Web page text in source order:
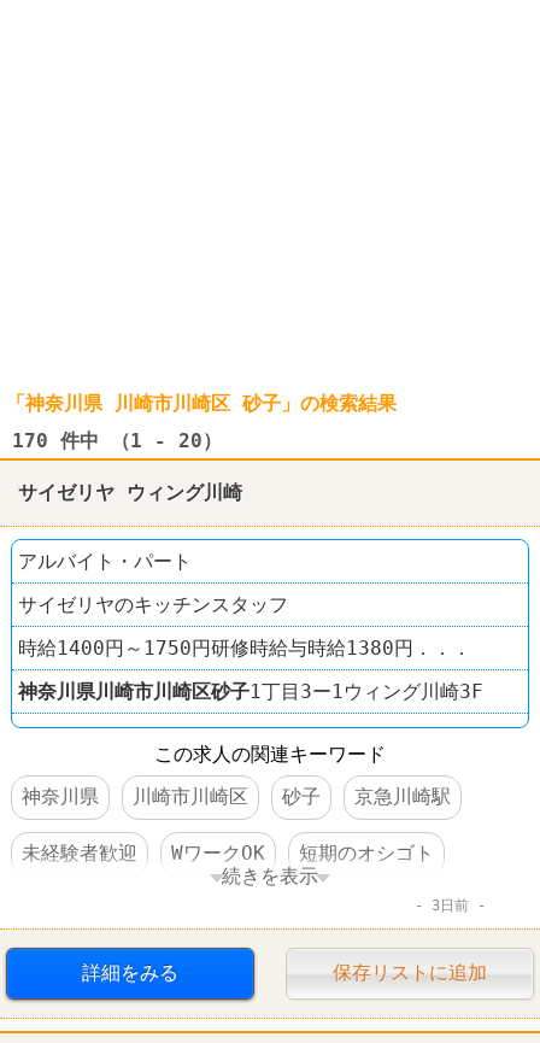
「神奈川県 川崎市川崎区 砂子」の検索結果
170 件中 （1 - 20）
サイゼリヤ ウィング川崎
アルバイト・パート
サイゼリヤのキッチンスタッフ
時給1400円～1750円研修時給与時給1380円．．．
神奈川県川崎市川崎区砂子1丁目3ー1ウィング川崎3F
この求人の関連キーワード
神奈川県
川崎市川崎区 砂子 京急川崎駅
未経験者歓迎 WワークOK 短期のオシゴト
週3～4日からOK 短時間でもＯＫ 交通費支給
昇給あり 食事補助あり 制服あり
続きを表示
3日前
詳細をみる 保存リストに追加